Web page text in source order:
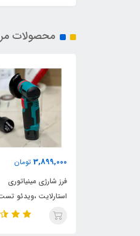
محصولات
3,899,000 تومان
فرز شارژی مینیاتوری
استارلایت ،ویدئو
صفحه